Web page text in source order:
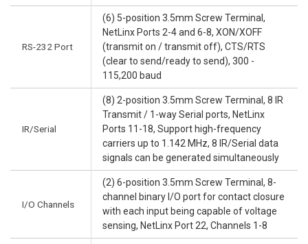
RS-232 Port
(6) 5-position 3.5mm Screw Terminal,
NetLinx Ports 2-4 and 6-8, XON/XOFF
(transmit on / transmit off), CTS/RTS
(clear to send/ready to send), 300 -
115,200 baud
IR/Serial
(8) 2-position 3.5mm Screw Terminal, 8 IR
Transmit / 1-way Serial ports, NetLinx
Ports 11-18, Support high-frequency
carriers up to 1.142 MHz, 8 IR/Serial data
signals can be generated simultaneously
I/O Channels
(2) 6-position 3.5mm Screw Terminal, 8-
channel binary I/O port for contact closure
with each input being capable of voltage
sensing, NetLinx Port 22, Channels 1-8